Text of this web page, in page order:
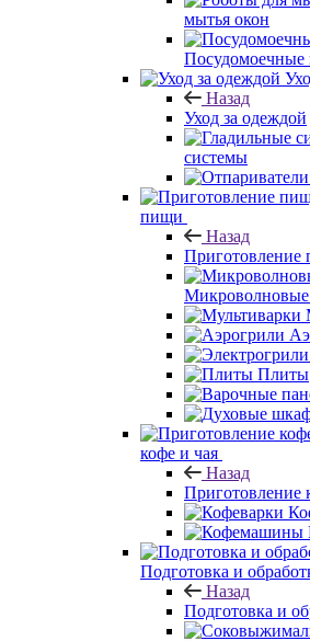
мытья окон
Назад
Уход за одеждой
системы
пищи
Назад
Приготовление
Микроволновые
Плиты
кофе и чая
Назад
Приготовление
Подготовка и
Назад
Подготовка и